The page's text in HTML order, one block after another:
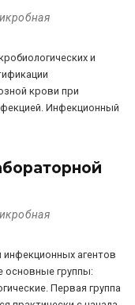
и
крови при
Инфекционный
агентов
основные группы:
Первая группа